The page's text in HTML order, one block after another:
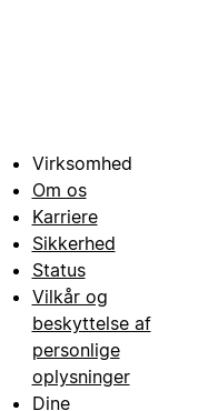
Virksomhed
Om os
Karriere
Sikkerhed
Status
Vilkår og
beskyttelse af
personlige
oplysninger
Dine